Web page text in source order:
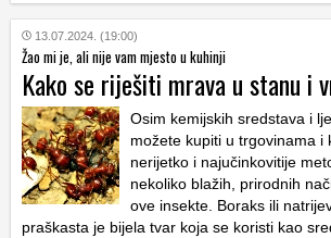
13.07.2024. (19:00)
Žao mi je, ali nije vam mjesto u kuhinji
Kako se riješiti mrava u stanu i
Osim kemijskih sredstava i
možete kupiti u trgovinama i
nerijetko i najučinkovitije
nekoliko blažih, prirodnih
ove insekte. Boraks ili
praškasta je bijela tvar koja se koristi kao